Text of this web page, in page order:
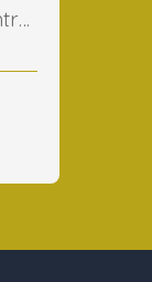
Frederic LECLERC EI (Entreprise Individuelle)